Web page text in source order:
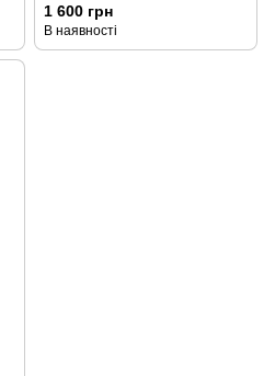
1 600 грн
В наявності